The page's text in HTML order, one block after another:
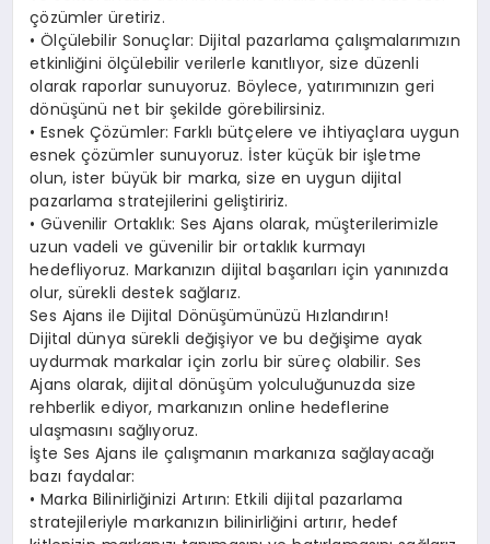
çözümler üretiriz.
• Ölçülebilir Sonuçlar: Dijital pazarlama çalışmalarımızın
etkinliğini ölçülebilir verilerle kanıtlıyor, size düzenli
olarak raporlar sunuyoruz. Böylece, yatırımınızın geri
dönüşünü net bir şekilde görebilirsiniz.
• Esnek Çözümler: Farklı bütçelere ve ihtiyaçlara uygun
esnek çözümler sunuyoruz. İster küçük bir işletme
olun, ister büyük bir marka, size en uygun dijital
pazarlama stratejilerini geliştiririz.
• Güvenilir Ortaklık: Ses Ajans olarak, müşterilerimizle
uzun vadeli ve güvenilir bir ortaklık kurmayı
hedefliyoruz. Markanızın dijital başarıları için yanınızda
olur, sürekli destek sağlarız.
Ses Ajans ile Dijital Dönüşümünüzü Hızlandırın!
Dijital dünya sürekli değişiyor ve bu değişime ayak
uydurmak markalar için zorlu bir süreç olabilir. Ses
Ajans olarak, dijital dönüşüm yolculuğunuzda size
rehberlik ediyor, markanızın online hedeflerine
ulaşmasını sağlıyoruz.
İşte Ses Ajans ile çalışmanın markanıza sağlayacağı
bazı faydalar:
• Marka Bilinirliğinizi Artırın: Etkili dijital pazarlama
stratejileriyle markanızın bilinirliğini artırır, hedef